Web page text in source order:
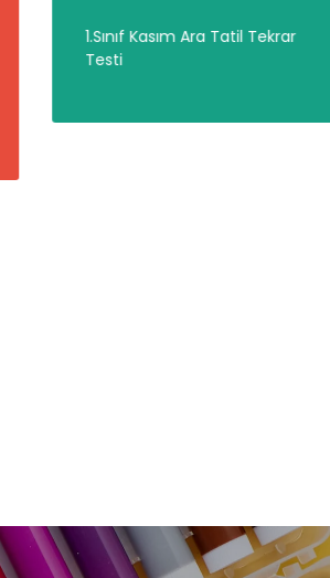
1.Sınıf Kasım Ara Tatil Tekrar
Testi